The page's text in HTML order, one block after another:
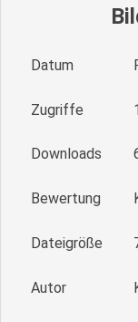
Datum
Zugriffe
Downloads
Bewertung
Dateigröße
Autor